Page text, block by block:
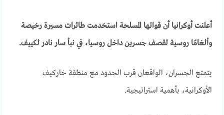
أعلنت أوكرانيا أن قواتها المسلحة استخدمت طائرات مسيرة رخيصة
وألغامًا روسية لقصف جسرين داخل روسيا، في نبأ سار نادر لكييف.
يتمتع الجسران، الواقعان قرب الحدود مع منطقة خاركيف
الأوكرانية، بأهمية استراتيجية.